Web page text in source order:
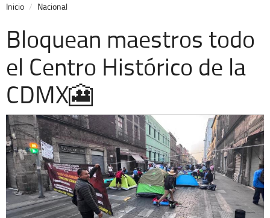
Opinión
Cronos
Economía
Espectáculos
Extra +
Inicio Nacional
Bloquean maestros todo
el Centro Histórico de la
CDMX🎦